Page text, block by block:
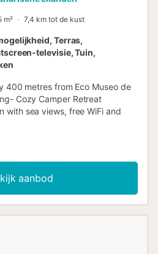
m² 7,4 km tot de kust
Terras,
televisie, Tuin,
400 metres from Eco Museo de
Cozy Camper Retreat
with sea views, free WiFi and
aanbod